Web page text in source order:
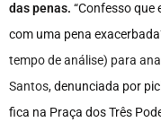
das penas. “Confesso que
com uma pena
tempo de análise) para
Santos, denunciada por
fica na Praça dos Três